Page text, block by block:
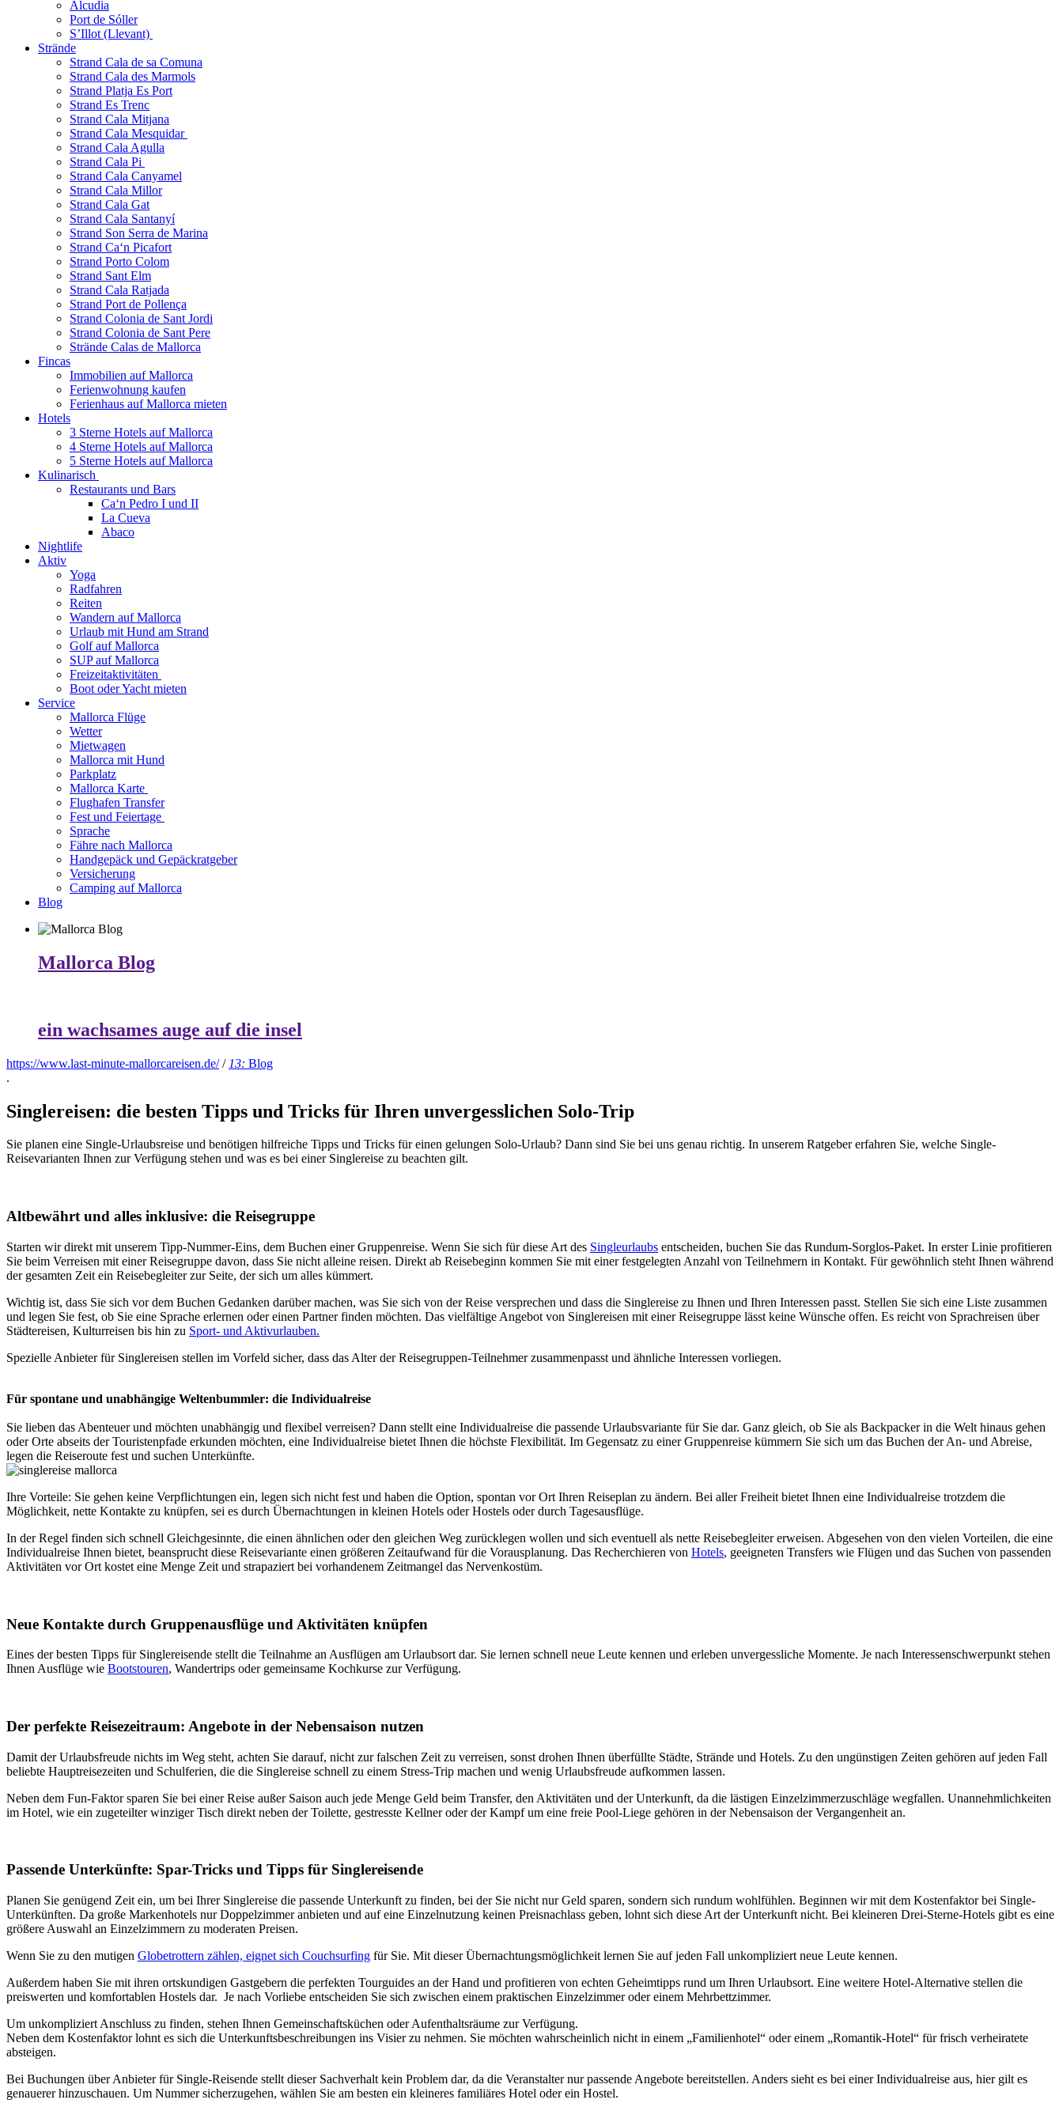
Alcudia
Port de Sóller
S’Illot (Llevant)
Strände
Strand Cala de sa Comuna
Strand Cala des Marmols
Strand Platja Es Port
Strand Es Trenc
Strand Cala Mitjana
Strand Cala Mesquidar
Strand Cala Agulla
Strand Cala Pi
Strand Cala Canyamel
Strand Cala Millor
Strand Cala Gat
Strand Cala Santanyí
Strand Son Serra de Marina
Strand Ca‘n Picafort
Strand Porto Colom
Strand Sant Elm
Strand Cala Ratjada
Strand Port de Pollença
Strand Colonia de Sant Jordi
Strand Colonia de Sant Pere
Strände Calas de Mallorca
Fincas
Immobilien auf Mallorca
Ferienwohnung kaufen
Ferienhaus auf Mallorca mieten
Hotels
3 Sterne Hotels auf Mallorca
4 Sterne Hotels auf Mallorca
5 Sterne Hotels auf Mallorca
Kulinarisch
Restaurants und Bars
Ca‘n Pedro I und II
La Cueva
Abaco
Nightlife
Aktiv
Yoga
Radfahren
Reiten
Wandern auf Mallorca
Urlaub mit Hund am Strand
Golf auf Mallorca
SUP auf Mallorca
Freizeitaktivitäten
Boot oder Yacht mieten
Service
Mallorca Flüge
Wetter
Mietwagen
Mallorca mit Hund
Parkplatz
Mallorca Karte
Flughafen Transfer
Fest und Feiertage
Sprache
Fähre nach Mallorca
Handgepäck und Gepäckratgeber
Versicherung
Camping auf Mallorca
Blog
Mallorca Blog
ein wachsames auge auf die insel
https://www.last-minute-mallorcareisen.de/ / 13: Blog
.
Singlereisen: die besten Tipps und Tricks für Ihren unvergesslichen Solo-Trip
Sie planen eine Single-Urlaubsreise und benötigen hilfreiche Tipps und Tricks für einen gelungen Solo-Urlaub? Dann sind Sie bei uns genau richtig. In unserem Ratgeber erfahren Sie, welche Single-
Reisevarianten Ihnen zur Verfügung stehen und was es bei einer Singlereise zu beachten gilt.
Altbewährt und alles inklusive: die Reisegruppe
Starten wir direkt mit unserem Tipp-Nummer-Eins, dem Buchen einer Gruppenreise. Wenn Sie sich für diese Art des Singleurlaubs entscheiden, buchen Sie das Rundum-Sorglos-Paket. In erster Linie profitieren
Sie beim Verreisen mit einer Reisegruppe davon, dass Sie nicht alleine reisen. Direkt ab Reisebeginn kommen Sie mit einer festgelegten Anzahl von Teilnehmern in Kontakt. Für gewöhnlich steht Ihnen während
der gesamten Zeit ein Reisebegleiter zur Seite, der sich um alles kümmert.
Wichtig ist, dass Sie sich vor dem Buchen Gedanken darüber machen, was Sie sich von der Reise versprechen und dass die Singlereise zu Ihnen und Ihren Interessen passt. Stellen Sie sich eine Liste zusammen
und legen Sie fest, ob Sie eine Sprache erlernen oder einen Partner finden möchten. Das vielfältige Angebot von Singlereisen mit einer Reisegruppe lässt keine Wünsche offen. Es reicht von Sprachreisen über
Städtereisen, Kulturreisen bis hin zu Sport- und Aktivurlauben.
Spezielle Anbieter für Singlereisen stellen im Vorfeld sicher, dass das Alter der Reisegruppen-Teilnehmer zusammenpasst und ähnliche Interessen vorliegen.
Für spontane und unabhängige Weltenbummler: die Individualreise
Sie lieben das Abenteuer und möchten unabhängig und flexibel verreisen? Dann stellt eine Individualreise die passende Urlaubsvariante für Sie dar. Ganz gleich, ob Sie als Backpacker in die Welt hinaus gehen
oder Orte abseits der Touristenpfade erkunden möchten, eine Individualreise bietet Ihnen die höchste Flexibilität. Im Gegensatz zu einer Gruppenreise kümmern Sie sich um das Buchen der An- und Abreise,
legen die Reiseroute fest und suchen Unterkünfte.
Ihre Vorteile: Sie gehen keine Verpflichtungen ein, legen sich nicht fest und haben die Option, spontan vor Ort Ihren Reiseplan zu ändern. Bei aller Freiheit bietet Ihnen eine Individualreise trotzdem die
Möglichkeit, nette Kontakte zu knüpfen, sei es durch Übernachtungen in kleinen Hotels oder Hostels oder durch Tagesausflüge.
In der Regel finden sich schnell Gleichgesinnte, die einen ähnlichen oder den gleichen Weg zurücklegen wollen und sich eventuell als nette Reisebegleiter erweisen. Abgesehen von den vielen Vorteilen, die eine
Individualreise Ihnen bietet, beansprucht diese Reisevariante einen größeren Zeitaufwand für die Vorausplanung. Das Recherchieren von Hotels, geeigneten Transfers wie Flügen und das Suchen von passenden
Aktivitäten vor Ort kostet eine Menge Zeit und strapaziert bei vorhandenem Zeitmangel das Nervenkostüm.
Neue Kontakte durch Gruppenausflüge und Aktivitäten knüpfen
Eines der besten Tipps für Singlereisende stellt die Teilnahme an Ausflügen am Urlaubsort dar. Sie lernen schnell neue Leute kennen und erleben unvergessliche Momente. Je nach Interessenschwerpunkt stehen
Ihnen Ausflüge wie Bootstouren, Wandertrips oder gemeinsame Kochkurse zur Verfügung.
Der perfekte Reisezeitraum: Angebote in der Nebensaison nutzen
Damit der Urlaubsfreude nichts im Weg steht, achten Sie darauf, nicht zur falschen Zeit zu verreisen, sonst drohen Ihnen überfüllte Städte, Strände und Hotels. Zu den ungünstigen Zeiten gehören auf jeden Fall
beliebte Hauptreisezeiten und Schulferien, die die Singlereise schnell zu einem Stress-Trip machen und wenig Urlaubsfreude aufkommen lassen.
Neben dem Fun-Faktor sparen Sie bei einer Reise außer Saison auch jede Menge Geld beim Transfer, den Aktivitäten und der Unterkunft, da die lästigen Einzelzimmerzuschläge wegfallen. Unannehmlichkeiten
im Hotel, wie ein zugeteilter winziger Tisch direkt neben der Toilette, gestresste Kellner oder der Kampf um eine freie Pool-Liege gehören in der Nebensaison der Vergangenheit an.
Passende Unterkünfte: Spar-Tricks und Tipps für Singlereisende
Planen Sie genügend Zeit ein, um bei Ihrer Singlereise die passende Unterkunft zu finden, bei der Sie nicht nur Geld sparen, sondern sich rundum wohlfühlen. Beginnen wir mit dem Kostenfaktor bei Single-
Unterkünften. Da große Markenhotels nur Doppelzimmer anbieten und auf eine Einzelnutzung keinen Preisnachlass geben, lohnt sich diese Art der Unterkunft nicht. Bei kleineren Drei-Sterne-Hotels gibt es eine
größere Auswahl an Einzelzimmern zu moderaten Preisen.
Wenn Sie zu den mutigen Globetrottern zählen, eignet sich Couchsurfing für Sie. Mit dieser Übernachtungsmöglichkeit lernen Sie auf jeden Fall unkompliziert neue Leute kennen.
Außerdem haben Sie mit ihren ortskundigen Gastgebern die perfekten Tourguides an der Hand und profitieren von echten Geheimtipps rund um Ihren Urlaubsort. Eine weitere Hotel-Alternative stellen die
preiswerten und komfortablen Hostels dar. Je nach Vorliebe entscheiden Sie sich zwischen einem praktischen Einzelzimmer oder einem Mehrbettzimmer.
Um unkompliziert Anschluss zu finden, stehen Ihnen Gemeinschaftsküchen oder Aufenthaltsräume zur Verfügung.
Neben dem Kostenfaktor lohnt es sich die Unterkunftsbeschreibungen ins Visier zu nehmen. Sie möchten wahrscheinlich nicht in einem „Familienhotel“ oder einem „Romantik-Hotel“ für frisch verheiratete
absteigen.
Bei Buchungen über Anbieter für Single-Reisende stellt dieser Sachverhalt kein Problem dar, da die Veranstalter nur passende Angebote bereitstellen. Anders sieht es bei einer Individualreise aus, hier gilt es
genauerer hinzuschauen. Um Nummer sicherzugehen, wählen Sie am besten ein kleineres familiäres Hotel oder ein Hostel.